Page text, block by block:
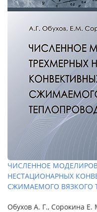
ЧИСЛЕННОЕ
НЕСТАЦИОНАРНЫХ
СЖИМАЕМОГО ВЯЗКОГО
Обухов А. Г., Сорокина Е.